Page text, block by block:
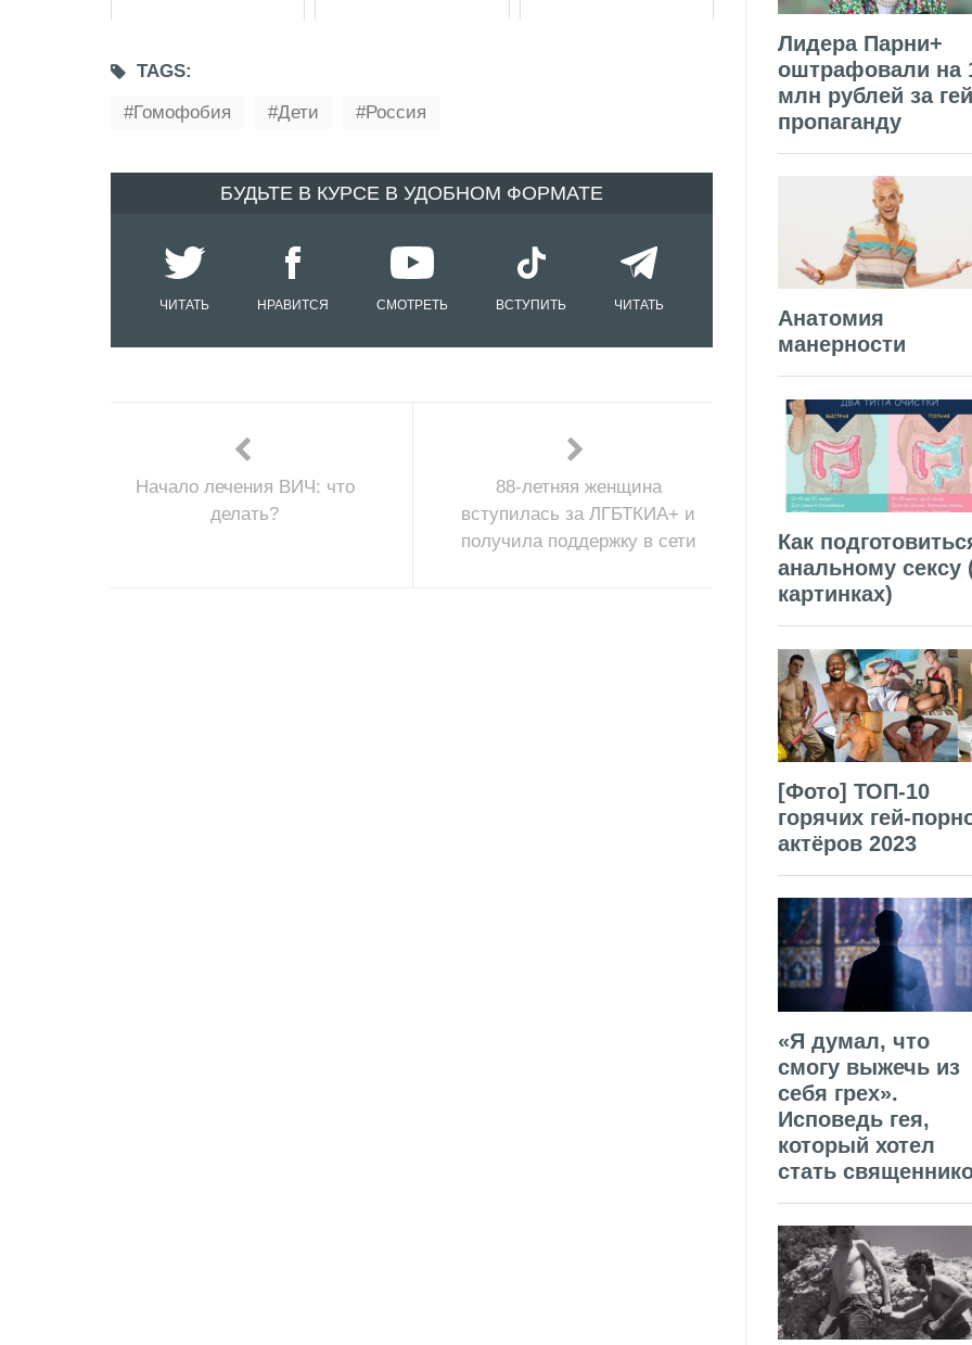
TAGS:
Гомофобия
Дети Россия
БУДЬТЕ В КУРСЕ В УДОБНОМ ФОРМАТЕ
ЧИТАТЬ НРАВИТСЯ СМОТРЕТЬ ВСТУПИТЬ ЧИТАТЬ
Начало лечения ВИЧ: что
делать?
88-летняя женщина
вступилась за ЛГБТКИА+ и
получила поддержку в сети
Лидера Парни+
оштрафовали на
млн рублей за
пропаганду
Анатомия
манерности
Как
анальному сексу
картинках)
[Фото] ТОП-10
горячих гей-
актёров 2023
«Я думал, что
смогу выжечь из
себя грех».
Исповедь гея,
который хотел
стать